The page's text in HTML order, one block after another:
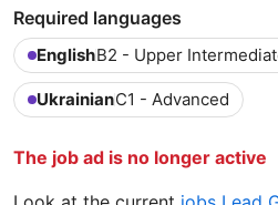
Required languages
EnglishB2 - Upper
UkrainianC1 - Advanced
The job ad is no longer active